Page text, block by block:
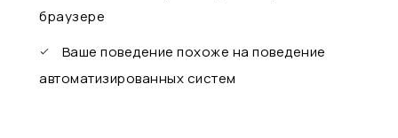
браузере
Ваше поведение похоже на поведение
автоматизированных систем